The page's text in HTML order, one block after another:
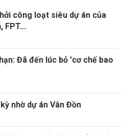
công loạt siêu dự án của
FPT...
Đã đến lúc bỏ 'cơ chế bao
nhờ dự án Vân Đồn